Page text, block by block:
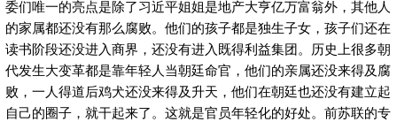
委们唯一的亮点是除了习近平姐姐是地产大亨亿万富翁外，其他人
的家属都还没有那么腐败。他们的孩子都是独生子女，孩子们还在
读书阶段还没进入商界，还没有进入既得利益集团。历史上很多朝
代发生大变革都是靠年轻人当朝廷命官，他们的亲属还没来得及腐
败，一人得道后鸡犬还没来得及升天，他们在朝廷也还没有建立起
自己的圈子，就干起来了。这就是官员年轻化的好处。前苏联的专